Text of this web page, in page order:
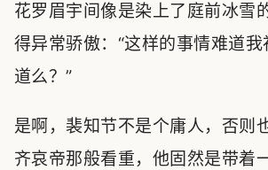
花罗眉宇间像是染上了庭前冰雪
得异常骄傲：“这样的事情难道我
道么？”
是啊，裴知节不是个庸人，否则
齐哀帝那般看重，他固然是带着